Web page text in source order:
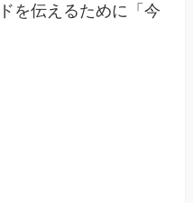
を伝えるために「今